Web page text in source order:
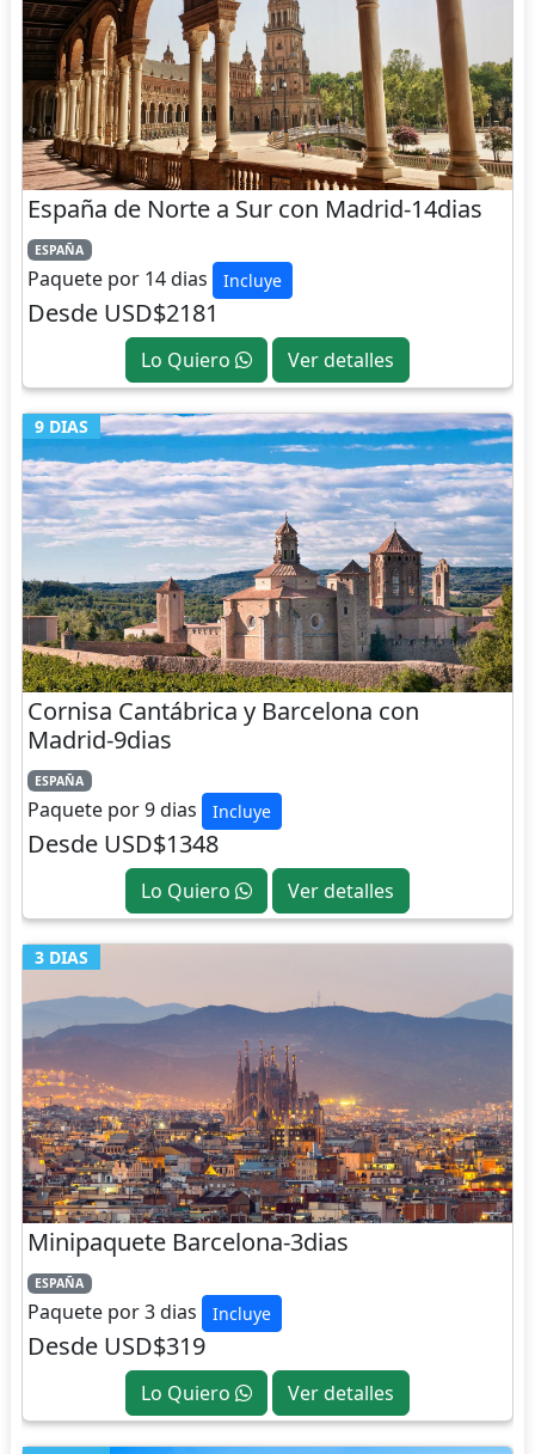
España de Norte a Sur con Madrid-14dias
ESPAÑA
Paquete por 14 dias Incluye
Desde USD$2181
Lo Quiero Ver detalles
9 DIAS
Cornisa Cantábrica y Barcelona con
Madrid-9dias
ESPAÑA
Paquete por 9 dias Incluye
Desde USD$1348
Lo Quiero Ver detalles
3 DIAS
Minipaquete Barcelona-3dias
ESPAÑA
Paquete por 3 dias Incluye
Desde USD$319
Lo Quiero Ver detalles